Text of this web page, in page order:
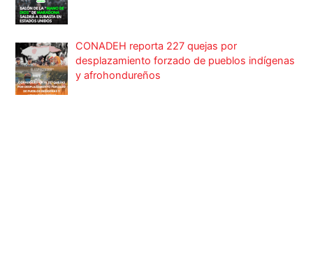
CONADEH reporta 227 quejas por
desplazamiento forzado de pueblos indígenas
y afrohondureños